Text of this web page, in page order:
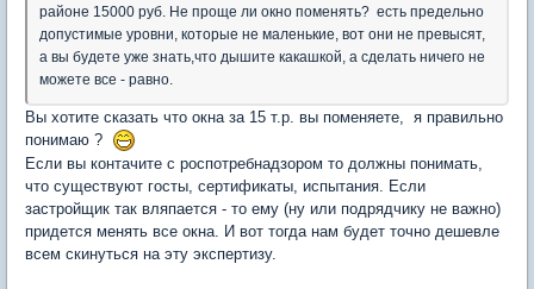
районе 15000 руб. Не проще ли окно поменять? есть предельно
допустимые уровни, которые не маленькие, вот они не превысят,
а вы будете уже знать,что дышите какашкой, а сделать ничего не
можете все - равно.
Вы хотите сказать что окна за 15 т.р. вы поменяете, я правильно
понимаю ?
Если вы контачите с роспотребнадзором то должны понимать,
что существуют госты, сертификаты, испытания. Если
застройщик так вляпается - то ему (ну или подрядчику не важно)
придется менять все окна. И вот тогда нам будет точно дешевле
всем скинуться на эту экспертизу.